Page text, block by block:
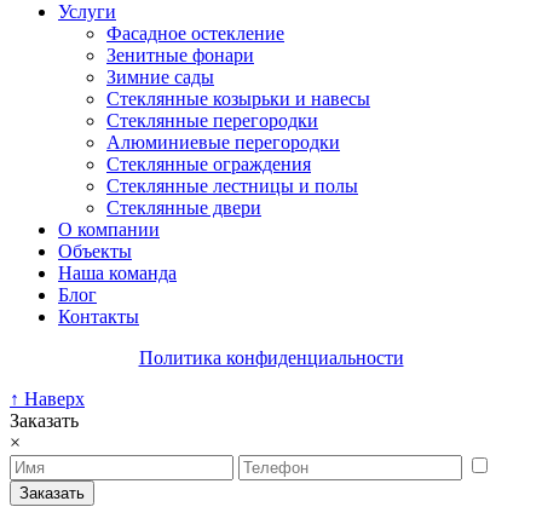
Услуги
Фасадное остекление
Зенитные фонари
Зимние сады
Стеклянные козырьки и навесы
Стеклянные перегородки
Алюминиевые перегородки
Стеклянные ограждения
Стеклянные лестницы и полы
Стеклянные двери
О компании
Объекты
Наша команда
Блог
Контакты
Политика конфиденциальности
↑ Наверх
Заказать
×